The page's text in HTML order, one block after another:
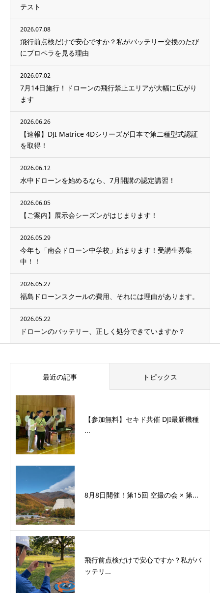
テスト
2026.07.08
飛行前点検だけで安心ですか？私がバッテリー交換のたび
にプロペラを見る理由
2026.07.02
7月14日施行！ドローンの飛行禁止エリアが大幅に広がり
ます
2026.06.26
【速報】DJI Matrice 4Dシリーズが日本で第二種型式認証
を取得！
2026.06.12
水中ドローンを始めるなら、7月開講の認定講習！
2026.06.05
【ご案内】展示会シーズンがはじまります！
2026.05.29
今年も「南会ドローン中学校」始まります！受講生募集
中！！
2026.05.27
福島ドローンスクールの費用、それには理由があります。
2026.05.22
ドローンのバッテリー、正しく処分できていますか？
最近の記事 トピックス
【参加無料】セキド共催 DJI最新機種
...
8月8日開催！第15回 空撮の会 × 第...
飛行前点検だけで安心ですか？私がバ
ッテリ...